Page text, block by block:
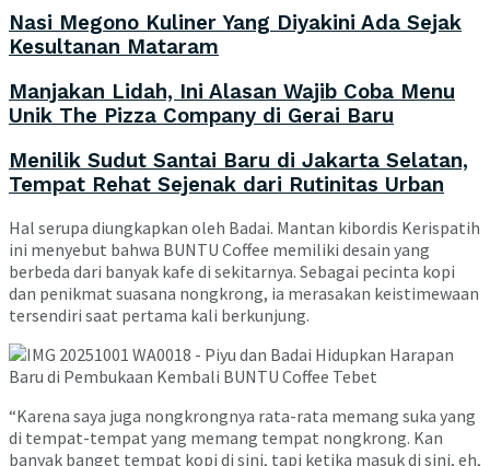
Nasi Megono Kuliner Yang Diyakini Ada Sejak
Kesultanan Mataram
Manjakan Lidah, Ini Alasan Wajib Coba Menu
Unik The Pizza Company di Gerai Baru
Menilik Sudut Santai Baru di Jakarta Selatan,
Tempat Rehat Sejenak dari Rutinitas Urban
Hal serupa diungkapkan oleh Badai. Mantan kibordis Kerispatih
ini menyebut bahwa BUNTU Coffee memiliki desain yang
berbeda dari banyak kafe di sekitarnya. Sebagai pecinta kopi
dan penikmat suasana nongkrong, ia merasakan keistimewaan
tersendiri saat pertama kali berkunjung.
“Karena saya juga nongkrongnya rata-rata memang suka yang
di tempat-tempat yang memang tempat nongkrong. Kan
banyak banget tempat kopi di sini, tapi ketika masuk di sini, eh,